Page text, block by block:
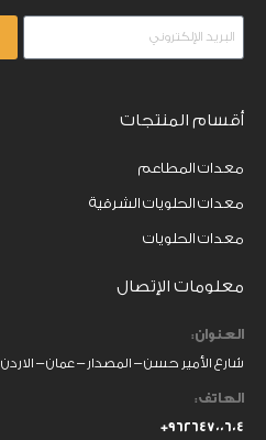
أقسام المنتجات
معدات المطاعم
معدات الحلويات الشرقية
معدات الحلويات
معلومات الإتصال
العنوان:
شارع الأمير حسن – المصدار – عمان – الاردن
الهاتف:
٩٦٢٦٤٧٠٠٦٠٤+